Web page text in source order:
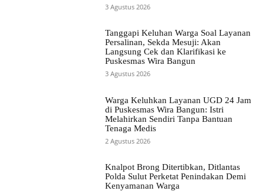
3 Agustus 2026
Tanggapi Keluhan Warga Soal Layanan
Persalinan, Sekda Mesuji: Akan
Langsung Cek dan Klarifikasi ke
Puskesmas Wira Bangun
3 Agustus 2026
Warga Keluhkan Layanan UGD 24 Jam
di Puskesmas Wira Bangun: Istri
Melahirkan Sendiri Tanpa Bantuan
Tenaga Medis
2 Agustus 2026
Knalpot Brong Ditertibkan, Ditlantas
Polda Sulut Perketat Penindakan Demi
Kenyamanan Warga